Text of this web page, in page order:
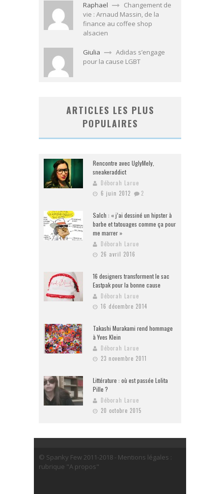
Raphael
Changement de
vie : Arnaud Massin, de la
finance au coffee shop
alsacien
Giulia
Adidas s’engage
pour la cause LGBT
ARTICLES LES PLUS
POPULAIRES
Rencontre avec UglyMely,
sneakeraddict
Déborah Larue
6 juin 2012
2
Salch : « j’ai dessiné un hipster à
barbe et tatouages comme ça pour
me marrer »
Déborah Larue
26 avril 2016
16 designers transforment le sac
Eastpak pour la bonne cause
Déborah Larue
16 décembre 2014
Takashi Murakami rend hommage
à Yves Klein
Déborah Larue
23 novembre 2011
Littérature : où est passée Lolita
Pille ?
Déborah Larue
20 octobre 2015
© Spanky Few 2011-2018 - Mentions légales :
rubrique "A propos"